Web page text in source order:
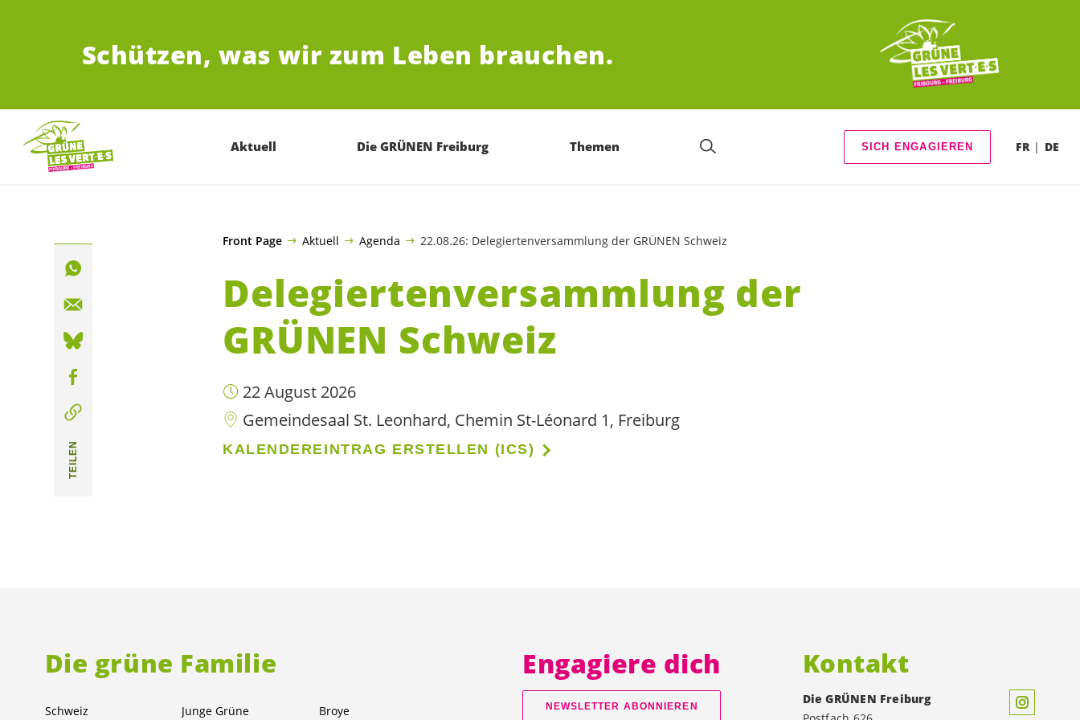
Schützen, was wir zum Leben brauchen.
Aktuell Die GRÜNEN Freiburg Themen SICH ENGAGIEREN FR DE
Front Page Aktuell Agenda 22.08.26: Delegiertenversammlung der GRÜNEN Schweiz
Delegiertenversammlung der
GRÜNEN Schweiz
22 August 2026
Gemeindesaal St. Leonhard, Chemin St-Léonard 1, Freiburg
KALENDEREINTRAG ERSTELLEN (ICS)
TEILEN
Die grüne Familie
Schweiz Junge Grüne Broye
Engagiere dich
NEWSLETTER ABONNIEREN
Kontakt
Die GRÜNEN Freiburg